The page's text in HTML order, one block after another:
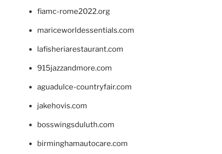
fiamc-rome2022.org
mariceworldessentials.com
lafisheriarestaurant.com
915jazzandmore.com
aguadulce-countryfair.com
jakehovis.com
bosswingsduluth.com
birminghamautocare.com